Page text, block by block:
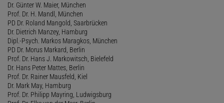
Dr. Günter W. Maier, München
Prof. Dr. H. Mandl, München
PD Dr. Roland Mangold, Saarbrücken
Dr. Dietrich Manzey, Hamburg
Dipl.-Psych. Markos Maragkos, München
PD Dr. Morus Markard, Berlin
Prof. Dr. Hans J. Markowitsch, Bielefeld
Dr. Hans Peter Mattes, Berlin
Prof. Dr. Rainer Mausfeld, Kiel
Dr. Mark May, Hamburg
Prof. Dr. Philipp Mayring, Ludwigsburg